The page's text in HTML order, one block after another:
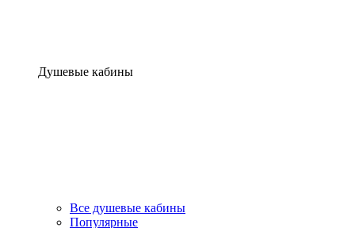
Душевые кабины
Все душевые кабины
Популярные